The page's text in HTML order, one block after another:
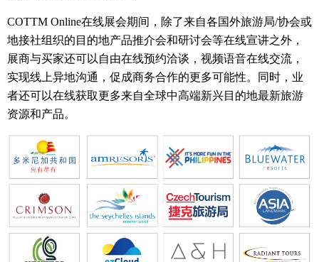
COTTM Online在线展会期间，除了来自各国外旅游局/协会或
地接社组织的目的地产品推介会和研讨会等在线宣讲之外，
展商与买家还可以自由在线预约洽谈，视频语音在线交流，
实现线上异地沟通，促成商务合作的更多可能性。同时，业
者还可以在线获取更多来自全球中高端新兴目的地最新旅游
资源和产品。